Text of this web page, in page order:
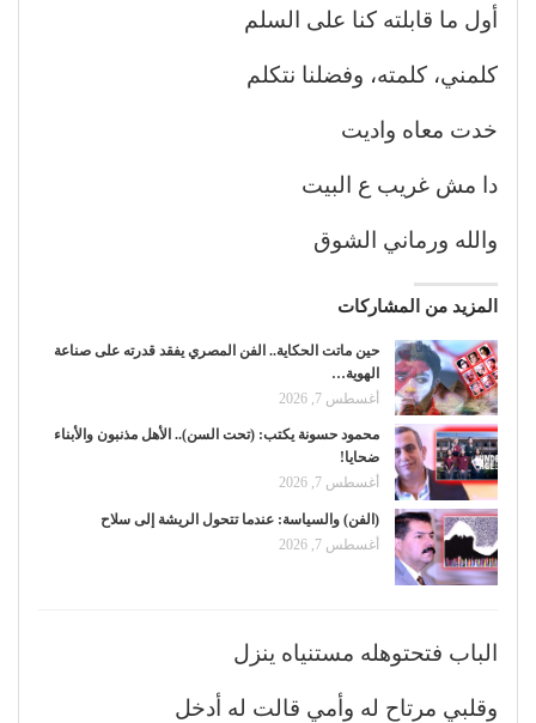
أول ما قابلته كنا على السلم
كلمني، كلمته، وفضلنا نتكلم
خدت معاه واديت
دا مش غريب ع البيت
والله ورماني الشوق
المزيد من المشاركات
حين ماتت الحكاية.. الفن المصري يفقد قدرته على صناعة
الهوية…
أغسطس 7, 2026
محمود حسونة يكتب: (تحت السن).. الأهل مذنبون والأبناء
ضحايا!
أغسطس 7, 2026
(الفن) والسياسة: عندما تتحول الريشة إلى سلاح
أغسطس 7, 2026
الباب فتحتوهله مستنياه ينزل
وقلبي مرتاح له وأمي قالت له أدخل